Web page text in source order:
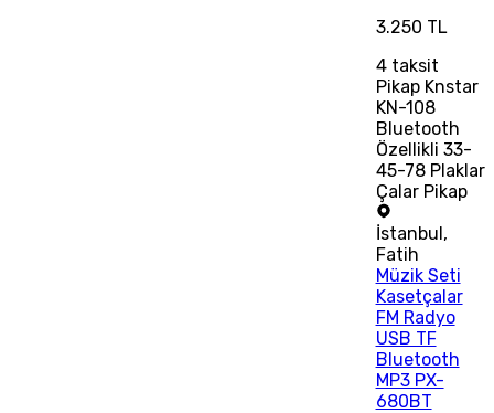
3.250 TL
4taksit
Pikap Knstar
KN-108
Bluetooth
Özellikli 33-
45-78 Plaklar
Çalar Pikap
İstanbul,
Fatih
Müzik Seti
Kasetçalar
FM Radyo
USB TF
Bluetooth
MP3 PX-
680BT